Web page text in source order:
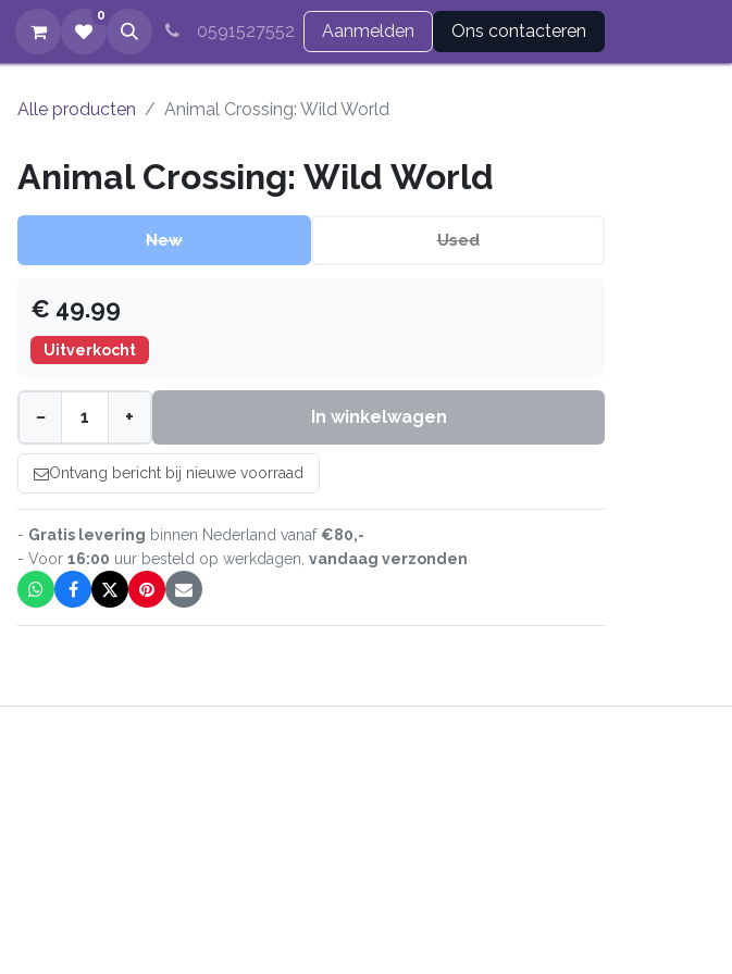
Over ons Reparaties
0
0591527552 Aanmelden Ons contacteren
Alle producten Animal Crossing: Wild World
Animal Crossing: Wild World
New Used
€ 49.99
Uitverkocht
− + In winkelwagen
Ontvang bericht bij nieuwe voorraad
- Gratis levering binnen Nederland vanaf €80,-
- Voor 16:00 uur besteld op werkdagen, vandaag verzonden